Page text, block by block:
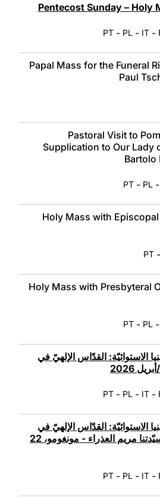
Pentecost Sunday – Holy
-
IT
-
PL
-
PT
Papal Mass for the Funeral
Paul
Pastoral Visit to
Supplication to Our Lady
Bartolo
-
PL
-
PT
Holy Mass with
-
PT
Holy Mass with Presbyteral
-
PL
-
PT
الاستوائيّة: القدّاس الإلهيّ في
-
IT
-
PL
-
PT
الاستوائيّة: القدّاس الإلهيّ في
بازيليكا الحبل الطّاهر بسيّدتنا مريم العذراء - مونغومو، 22
-
IT
-
PL
-
PT